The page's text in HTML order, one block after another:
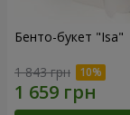
Бенто-букет "Isa"
1 843 грн